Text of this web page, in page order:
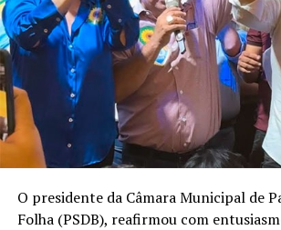
O presidente da Câmara Municipal de
Folha (PSDB), reafirmou com